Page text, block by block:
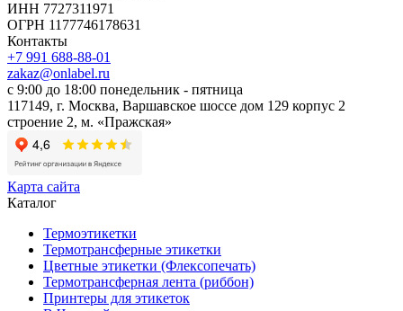
ИНН 7727311971
ОГРН 1177746178631
Контакты
+7 991 688-88-01
zakaz@onlabel.ru
с 9:00 до 18:00 понедельник - пятница
117149, г. Москва, Варшавское шоссе дом 129 корпус 2
строение 2, м. «Пражская»
Карта сайта
Каталог
Термоэтикетки
Термотрансферные этикетки
Цветные этикетки (Флексопечать)
Термотрансферная лента (риббон)
Принтеры для этикеток